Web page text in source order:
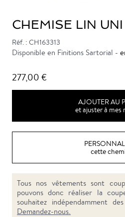
CHEMISE LIN
Réf. : CH163313
Disponible en Finitions Sartorial -
277,00 €
AJOUTER AU
et ajuster à mes
cette
Tous nos vêtements sont
pouvons donc réaliser la
souhaitez indépendamment
Demandez-nous.